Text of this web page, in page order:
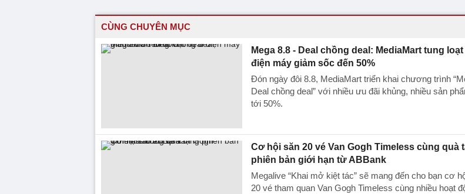
CÙNG CHUYÊN MỤC
Mega 8.8 - Deal chồng deal: MediaMart tung loạt
điện máy giảm sốc đến 50%
Đón ngày đôi 8.8, MediaMart triển khai chương trình
Deal chồng deal” với nhiều ưu đãi khủng, nhiều sản
tới 50%.
Cơ hội săn 20 vé Van Gogh Timeless cùng quà
phiên bản giới hạn từ ABBank
Megalive “Khai mở kiệt tác” sẽ mang đến cho bạn cơ
20 vé tham quan Van Gogh Timeless cùng nhiều hoạt